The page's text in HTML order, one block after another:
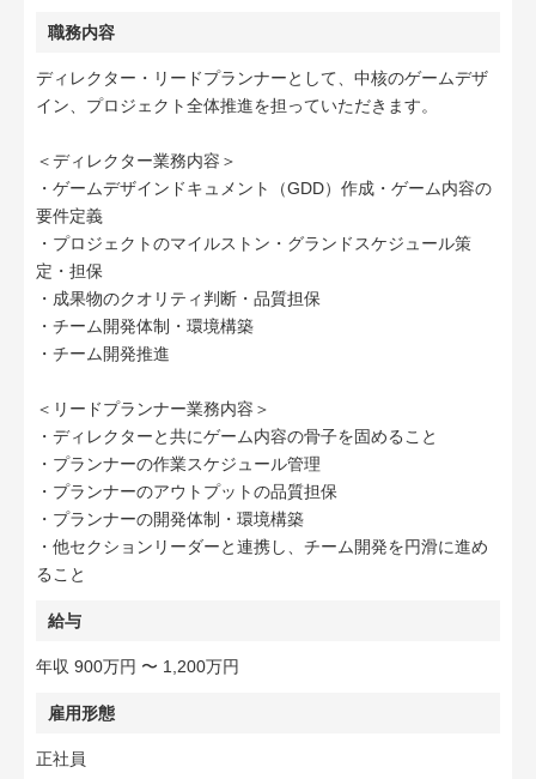
職務内容
ディレクター・リードプランナーとして、中核のゲームデザ
イン、プロジェクト全体推進を担っていただきます。
＜ディレクター業務内容＞
・ゲームデザインドキュメント（GDD）作成・ゲーム内容の
要件定義
・プロジェクトのマイルストン・グランドスケジュール策
定・担保
・成果物のクオリティ判断・品質担保
・チーム開発体制・環境構築
・チーム開発推進
＜リードプランナー業務内容＞
・ディレクターと共にゲーム内容の骨子を固めること
・プランナーの作業スケジュール管理
・プランナーのアウトプットの品質担保
・プランナーの開発体制・環境構築
・他セクションリーダーと連携し、チーム開発を円滑に進め
ること
給与
年収 900万円 〜 1,200万円
雇用形態
正社員